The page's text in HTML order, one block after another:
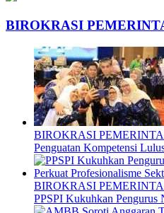
BIROKRASI
BIROKRASI
Penguatan Kompetensi
BIROKRASI
PPSPI Kukuhkan